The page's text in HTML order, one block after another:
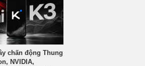
chấn động Thung
NVIDIA,